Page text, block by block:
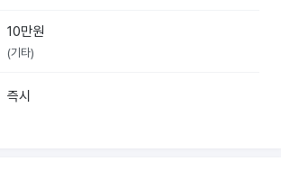
10만원
(기타)
즉시